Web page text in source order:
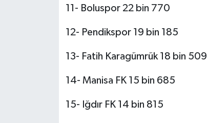
11- Boluspor 22 bin 770
12- Pendikspor 19 bin 185
13- Fatih Karagümrük 18 bin 509
14- Manisa FK 15 bin 685
15- Iğdır FK 14 bin 815